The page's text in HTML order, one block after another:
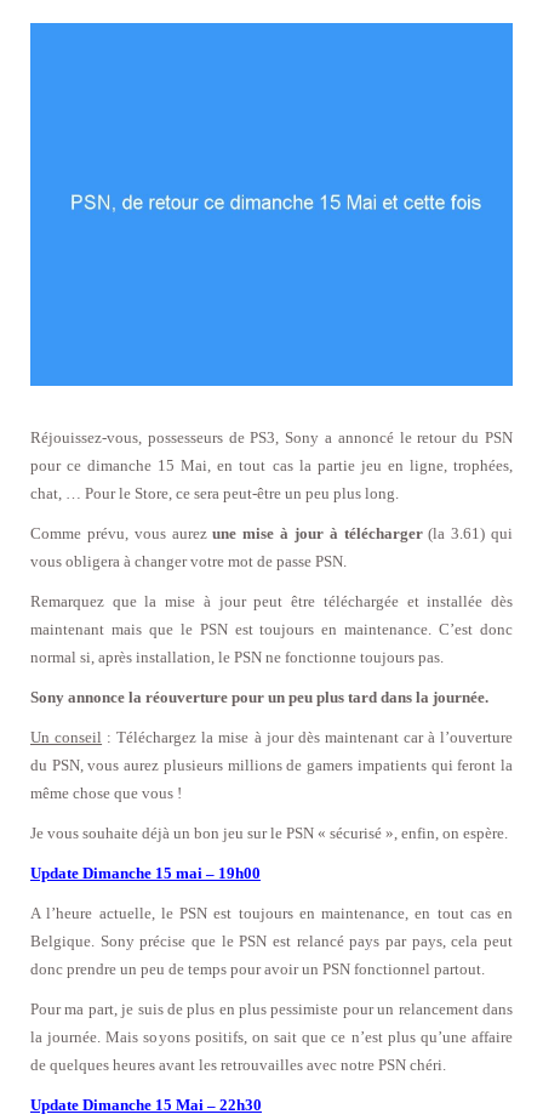
Réjouissez-vous, possesseurs de PS3, Sony a annoncé le retour du PSN
pour ce dimanche 15 Mai, en tout cas la partie jeu en ligne, trophées,
chat, … Pour le Store, ce sera peut-être un peu plus long.
Comme prévu, vous aurezune mise à jour à télécharger(la 3.61) qui
vous obligera à changer votre mot de passe PSN.
Remarquez que la mise à jour peut être téléchargée et installée dès
maintenant mais que le PSN est toujours en maintenance. C’est donc
normal si, après installation, le PSN ne fonctionne toujours pas.
Sony annonce la réouverture pour un peu plus tard dans la journée.
Un conseil : Téléchargez la mise à jour dès maintenant car à l’ouverture
du PSN, vous aurez plusieurs millions de gamers impatients qui feront la
même chose que vous !
Je vous souhaite déjà un bon jeu sur le PSN « sécurisé », enfin, on espère.
Update Dimanche 15 mai – 19h00
A l’heure actuelle, le PSN est toujours en maintenance, en tout cas en
Belgique. Sony précise que le PSN est relancé pays par pays, cela peut
donc prendre un peu de temps pour avoir un PSN fonctionnel partout.
Pour ma part, je suis de plus en plus pessimiste pour un relancement dans
la journée. Mais soyons positifs, on sait que ce n’est plus qu’une affaire
de quelques heures avant les retrouvailles avec notre PSN chéri.
Update Dimanche 15 Mai – 22h30